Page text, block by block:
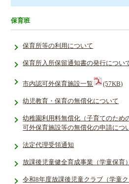
保育班
保育所等の利用について
保育所入所保留通知書の発行につい
市内認可外保育施設一覧 (57KB)
幼児教育・保育の無償化について
幼稚園利用料無償化（子育てのため
可外保育施設等の無償化の申請につ
法定代理受領通知
放課後児童健全育成事業（学童保育）
令和8年度放課後児童クラブ（学童